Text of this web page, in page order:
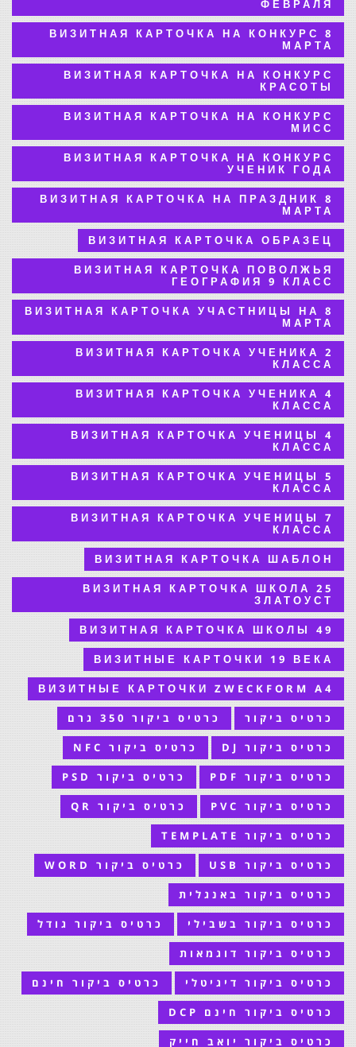
ФЕВРАЛЯ
ВИЗИТНАЯ КАРТОЧКА НА КОНКУРС 8
МАРТА
ВИЗИТНАЯ КАРТОЧКА НА КОНКУРС
КРАСОТЫ
ВИЗИТНАЯ КАРТОЧКА НА КОНКУРС
МИСС
ВИЗИТНАЯ КАРТОЧКА НА КОНКУРС
УЧЕНИК ГОДА
ВИЗИТНАЯ КАРТОЧКА НА ПРАЗДНИК 8
МАРТА
ВИЗИТНАЯ КАРТОЧКА ОБРАЗЕЦ
ВИЗИТНАЯ КАРТОЧКА ПОВОЛЖЬЯ
ГЕОГРАФИЯ 9 КЛАСС
ВИЗИТНАЯ КАРТОЧКА УЧАСТНИЦЫ НА 8
МАРТА
ВИЗИТНАЯ КАРТОЧКА УЧЕНИКА 2
КЛАССА
ВИЗИТНАЯ КАРТОЧКА УЧЕНИКА 4
КЛАССА
ВИЗИТНАЯ КАРТОЧКА УЧЕНИЦЫ 4
КЛАССА
ВИЗИТНАЯ КАРТОЧКА УЧЕНИЦЫ 5
КЛАССА
ВИЗИТНАЯ КАРТОЧКА УЧЕНИЦЫ 7
КЛАССА
ВИЗИТНАЯ КАРТОЧКА ШАБЛОН
ВИЗИТНАЯ КАРТОЧКА ШКОЛА 25
ЗЛАТОУСТ
ВИЗИТНАЯ КАРТОЧКА ШКОЛЫ 49
ВИЗИТНЫЕ КАРТОЧКИ 19 ВЕКА
ВИЗИТНЫЕ КАРТОЧКИ ZWECKFORM A4
כרטיס ביקור כרטיס ביקור 350 גרם
כרטיס ביקור DJ כרטיס ביקור NFC
כרטיס ביקור PDF כרטיס ביקור PSD
כרטיס ביקור PVC כרטיס ביקור QR
כרטיס ביקור TEMPLATE
כרטיס ביקור USB כרטיס ביקור WORD
כרטיס ביקור באנגלית
כרטיס ביקור בשבילי כרטיס ביקור גודל
כרטיס ביקור דוגמאות
כרטיס ביקור דיגיטלי כרטיס ביקור חינם
כרטיס ביקור חינם DCP
כרטיס ביקור יואב חייק